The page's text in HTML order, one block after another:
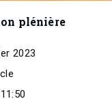
plénière
2023